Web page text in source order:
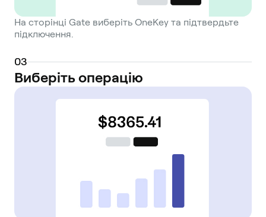
На сторінці Gate виберіть OneKey та підтвердьте
підключення.
03
Виберіть операцію